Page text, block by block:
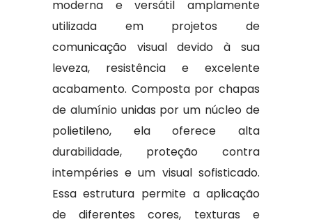
moderna e versátil amplamente
utilizada em projetos de
comunicação visual devido à sua
leveza, resistência e excelente
acabamento. Composta por chapas
de alumínio unidas por um núcleo de
polietileno, ela oferece alta
durabilidade, proteção contra
intempéries e um visual sofisticado.
Essa estrutura permite a aplicação
de diferentes cores, texturas e